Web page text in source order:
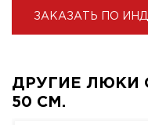
ЗАКАЗАТЬ ПО
ДРУГИЕ ЛЮКИ
50 СМ.